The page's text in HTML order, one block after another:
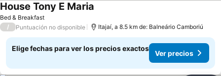
Bed & Breakfast
House Tony E Maria
/ Puntuación no disponible Itajaí, a 8.5 km de: Balneário Camboriú
Elige fechas para ver los precios exactos
Ver precios